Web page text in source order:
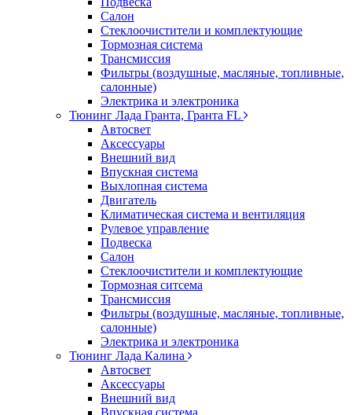
Салон
Стеклоочистители и комплектующие
Тормозная система
Трансмиссия
Фильтры (воздушные, масляные, топливные,
салонные)
Электрика и электроника
Тюнинг Лада Гранта, Гранта FL
Автосвет
Аксессуары
Внешний вид
Впускная система
Выхлопная система
Двигатель
Климатическая система и вентиляция
Рулевое управление
Подвеска
Салон
Стеклоочистители и комплектующие
Тормозная ситсема
Трансмиссия
Фильтры (воздушные, масляные, топливные,
салонные)
Электрика и электроника
Тюнинг Лада Калина
Автосвет
Аксессуары
Внешний вид
Впускная система